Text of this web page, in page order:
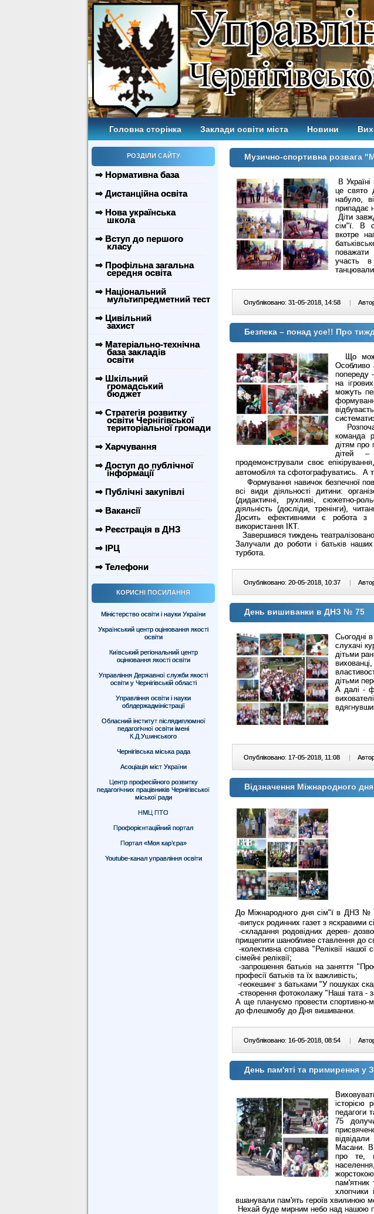
Головна сторінка Заклади освіти міста Новини
РОЗДІЛИ САЙТУ
⇒ Нормативна база
⇒ Дистанційна освіта
⇒ Нова українська
школа
⇒ Вступ до першого
класу
⇒ Профільна загальна
середня освіта
⇒ Національний
мультипредметний тест
⇒ Цивільний
захист
⇒ Матеріально-технічна
база закладів
освіти
⇒ Шкільний
громадський
бюджет
⇒ Стратегія розвитку
освіти Чернігівської
територіальної громади
⇒ Харчування
⇒ Доступ до публічної
інформації
⇒ Публічні закупівлі
⇒ Вакансії
⇒ Реєстрація в ДНЗ
⇒ ІРЦ
⇒ Телефони
КОРИСНІ ПОСИЛАННЯ
Міністерство освіти і науки України
Український центр оцінювання якості
освіти
Київський регіональний центр
оцінювання якості освіти
Управління Державної служби якості
освіти у Чернігівській області
Управління освіти і науки
облдержадміністрації
Обласний інститут післядипломної
педагогічної освіти імені
К.Д.Ушинського
Чернігівська міська рада
Асоціація міст України
Центр професійного розвитку
педагогічних працівників Чернігівської
міської ради
НМЦ ПТО
Профорієнтаційний портал
Портал «Моя кар’єра»
Youtube-канал управління освіти
Музично-спортивна розвага
В
це свято
набуло,
припадає
Діти
сім"ї. В
вкотре
участь в
танцювали
Опубліковано: 31-05-2018, 14:58 |
Безпека – понад усе!! Про
Що може
Особливо
попереду
на
можуть
команда
дітям про
дітей –
продемонстрували своє
автомобіля та сфотографуватись. А
Формування навичок безпечної
всі види діяльності дитини:
(дидактичні, рухливі, сюжетно-
діяльність (досліди, тренінги),
Досить ефективними є робота з
використання ІКТ.
Завершився тиждень
Залучали до роботи і батьків
турбота.
Опубліковано: 20-05-2018, 10:37 |
День вишиванки в ДНЗ № 75
Сьогодні
слухачі
дітьми
дітьми
А далі -
Опубліковано: 17-05-2018, 11:08 |
Відзначення Міжнародного
До Міжнародного дня сім"ї в ДНЗ №
-випуск родинних газет з яскравими
-складання родовідних дерев-
прищепити шанобливе ставлення до
-колективна справа "Реліквії нашої
сімейні реліквії;
-запрошення батьків на заняття
професії батьків та їх важливість;
-геокешинг з батьками "У пошуках
-створення фотоколажу "Наші тата -
А ще плануємо провести спортивно-
до флешмобу до Дня вишиванки.
Опубліковано: 16-05-2018, 08:54 |
День пам'яті та примирення
історією
педагоги
75
Масани.
про те,
пам'ятник
хлопчики
вшанували пам'ять героїв хвилиною
Нехай буде мирним небо над нашою